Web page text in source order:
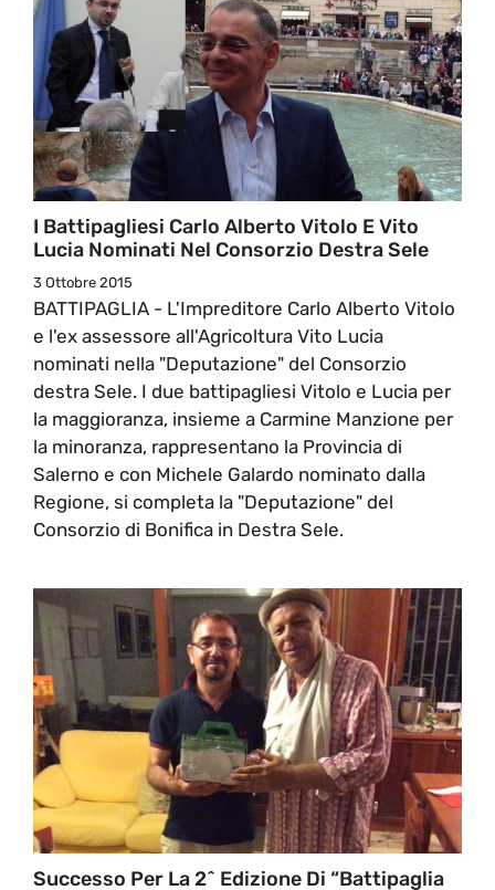
I Battipagliesi Carlo Alberto Vitolo E Vito
Lucia Nominati Nel Consorzio Destra Sele
3 Ottobre 2015
BATTIPAGLIA - L'Impreditore Carlo Alberto Vitolo
e l'ex assessore all'Agricoltura Vito Lucia
nominati nella "Deputazione" del Consorzio
destra Sele. I due battipagliesi Vitolo e Lucia per
la maggioranza, insieme a Carmine Manzione per
la minoranza, rappresentano la Provincia di
Salerno e con Michele Galardo nominato dalla
Regione, si completa la "Deputazione" del
Consorzio di Bonifica in Destra Sele.
Successo Per La 2^ Edizione Di “Battipaglia